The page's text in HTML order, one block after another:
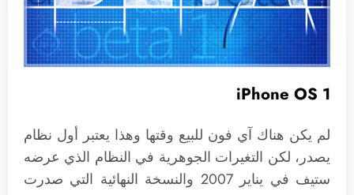
iPhone OS 1
لم يكن هناك آي فون للبيع وقتها وهذا يعتبر أول نظام
يصدر، لكن التغيرات الجوهرية في النظام الذي عرضه
ستيف في يناير 2007 والنسخة النهائية التي صدرت